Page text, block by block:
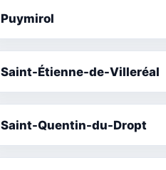
Puymirol
Saint-Étienne-de-Villeréal
Saint-Quentin-du-Dropt